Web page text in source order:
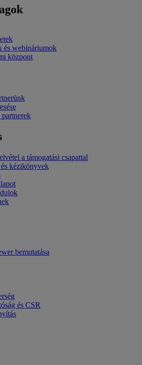
és webináriumok
központ
a támogatási csapattal
kézikönyvek
bemutatása
és CSR